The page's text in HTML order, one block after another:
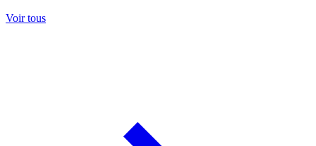
Voir tous